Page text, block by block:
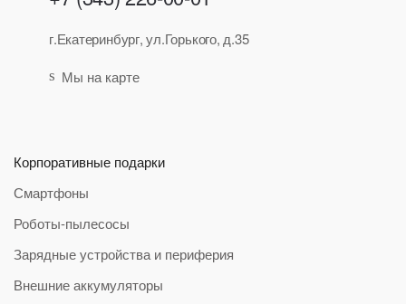
г.Екатеринбург, ул.Горького, д.35
Мы на карте
Корпоративные подарки
Смартфоны
Роботы-пылесосы
Зарядные устройства и периферия
Внешние аккумуляторы